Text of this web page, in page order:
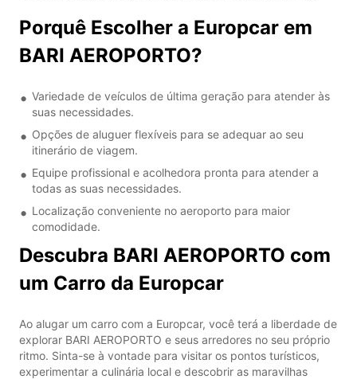
Porquê Escolher a Europcar em
BARI AEROPORTO?
Variedade de veículos de última geração para atender às
suas necessidades.
Opções de aluguer flexíveis para se adequar ao seu
itinerário de viagem.
Equipe profissional e acolhedora pronta para atender a
todas as suas necessidades.
Localização conveniente no aeroporto para maior
comodidade.
Descubra BARI AEROPORTO com
um Carro da Europcar
Ao alugar um carro com a Europcar, você terá a liberdade de
explorar BARI AEROPORTO e seus arredores no seu próprio
ritmo. Sinta-se à vontade para visitar os pontos turísticos,
experimentar a culinária local e descobrir as maravilhas